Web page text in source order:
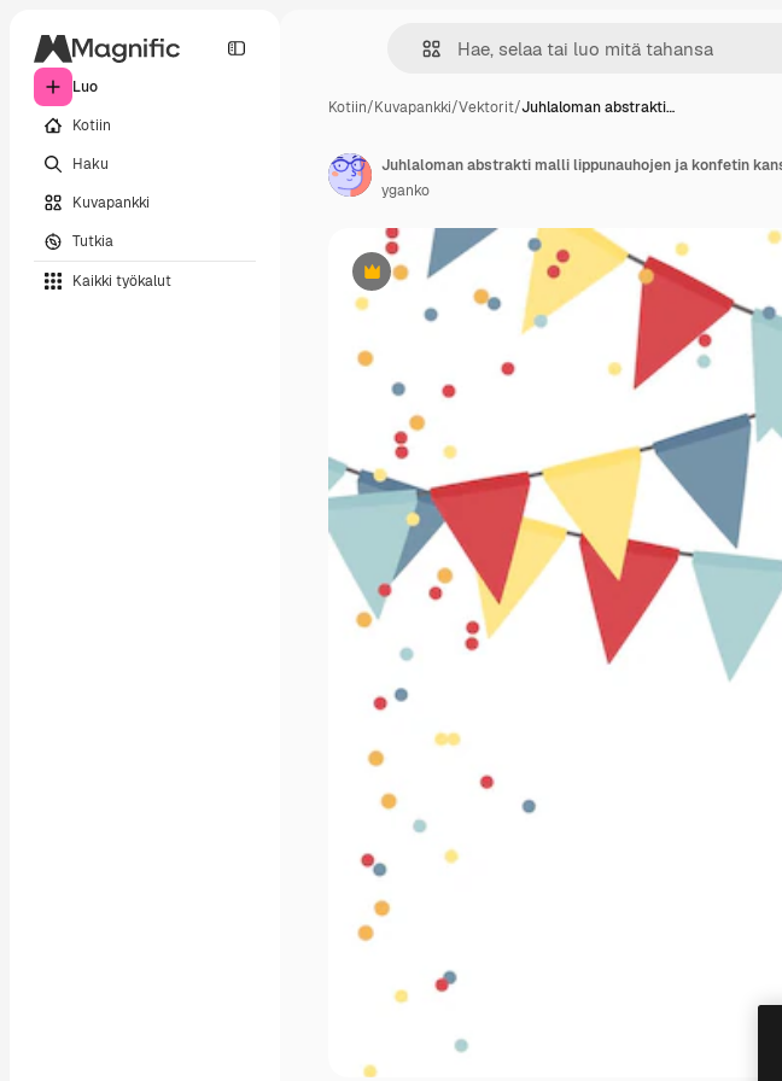
Luo
Kotiin
Haku
Kuvapankki
Tutkia
Kaikki työkalut
Kotiin/Kuvapankki/Vektorit/Juhlaloman abstrakti…
Premium
Juhlaloman abstrakti malli lippunauhojen ja konfetin
yganko